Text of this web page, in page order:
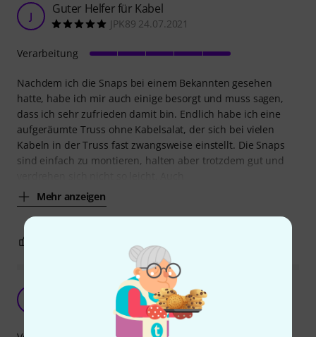
J Guter Helfer für Kabel
JPK89 24.07.2021
Nachdem ich die Snaps bei einem Bekannten gesehen
hatte, habe ich mir auch einige besorgt und muss sagen,
dass ich sehr zufrieden damit bin. Endlich habe ich eine
aufgeräumte Truss ohne Kabelsalat, der sich bei vielen
Kabeln in der Truss fast zwangsweise einstellt. Die Snaps
sind einfach zu montieren, halten aber trotzdem gut und
Mehr anzeigen
Verarbeitung
Super Idee und einfache Handhabung
Kermit2007 30.06.2017